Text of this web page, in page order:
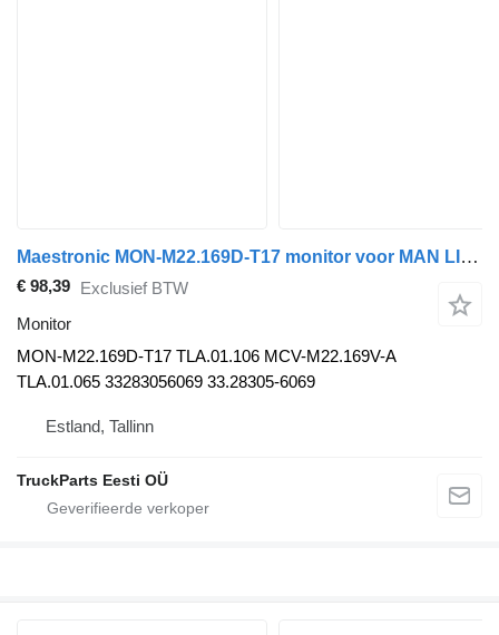
Maestronic MON-M22.169D-T17 monitor voor MAN LIONS CITY (01.04-) bus
€ 98,39 Exclusief BTW
Monitor
MON-M22.169D-T17 TLA.01.106 MCV-M22.169V-A
TLA.01.065 33283056069 33.28305-6069
Estland, Tallinn
TruckParts Eesti OÜ